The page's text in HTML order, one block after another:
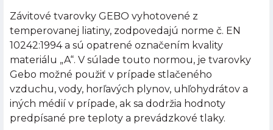
Závitové tvarovky GEBO vyhotovené z
temperovanej liatiny, zodpovedajú norme č. EN
10242:1994 a sú opatrené označením kvality
materiálu „A“. V súlade touto normou, je tvarovky
Gebo možné použiť v prípade stlačeného
vzduchu, vody, horľavých plynov, uhľohydrátov a
iných médií v prípade, ak sa dodržia hodnoty
predpísané pre teploty a prevádzkové tlaky.